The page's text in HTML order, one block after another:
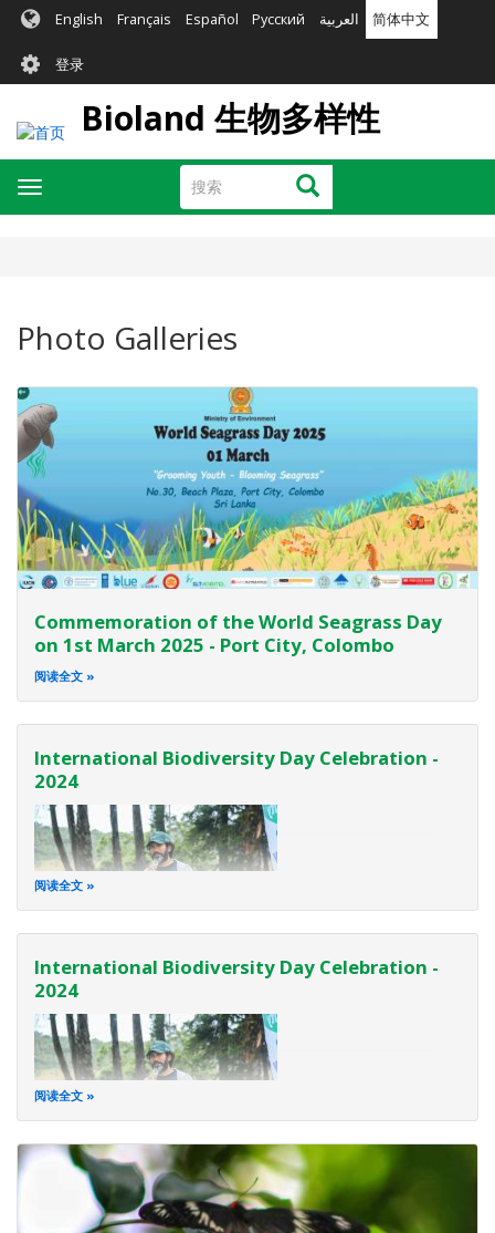
English Français Español Русский العربية 简体中文
User
account
menu
登录
Bioland 生物多样性
搜
索
搜索
Toggle
navigation
Photo Galleries
Commemoration of the World Seagrass Day
on 1st March 2025 - Port City, Colombo
阅读全文
International Biodiversity Day Celebration -
2024
阅读全文
International Biodiversity Day Celebration -
2024
阅读全文